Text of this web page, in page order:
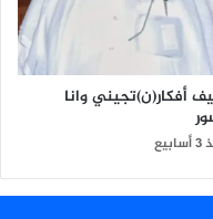
أفكار(ن)تجيني وانا